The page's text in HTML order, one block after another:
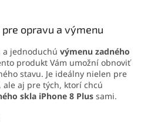
opravu a výmenu
jednoduchú výmenu zadného
produkt Vám umožní obnoviť
stavu. Je ideálny nielen pre
ale aj pre tých, ktorí chcú
skla iPhone 8 Plus sami.